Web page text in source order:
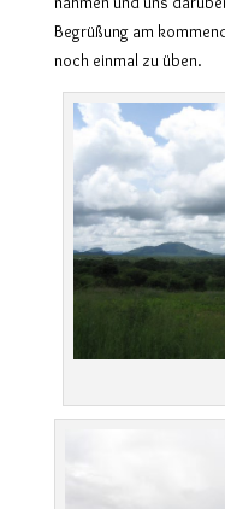
Begrüßung am
noch einmal zu üben.